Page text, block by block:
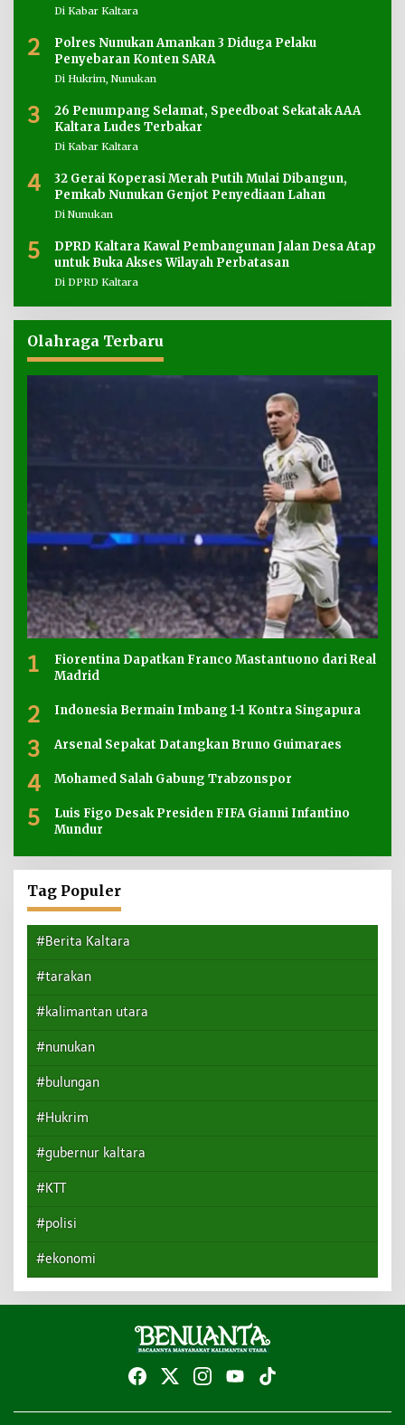
Di Kabar Kaltara
2
Polres Nunukan Amankan 3 Diduga Pelaku
Penyebaran Konten SARA
Di Hukrim, Nunukan
3
26 Penumpang Selamat, Speedboat Sekatak AAA
Kaltara Ludes Terbakar
Di Kabar Kaltara
4
32 Gerai Koperasi Merah Putih Mulai Dibangun,
Pemkab Nunukan Genjot Penyediaan Lahan
Di Nunukan
5
DPRD Kaltara Kawal Pembangunan Jalan Desa Atap
untuk Buka Akses Wilayah Perbatasan
Di DPRD Kaltara
Olahraga Terbaru
1
Fiorentina Dapatkan Franco Mastantuono dari Real
Madrid
2 Indonesia Bermain Imbang 1-1 Kontra Singapura
3 Arsenal Sepakat Datangkan Bruno Guimaraes
4 Mohamed Salah Gabung Trabzonspor
5
Luis Figo Desak Presiden FIFA Gianni Infantino
Mundur
Tag Populer
#Berita Kaltara
#tarakan
#kalimantan utara
#nunukan
#bulungan
#Hukrim
#gubernur kaltara
#KTT
#polisi
#ekonomi